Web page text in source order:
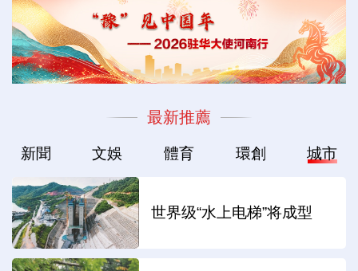
最新推薦
新聞 文娛 體育 環創 城市
世界级“水上电梯”将成型